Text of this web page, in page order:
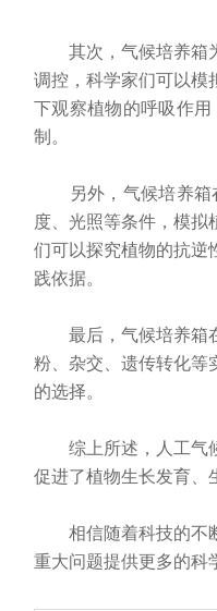
其次，气候培养箱为
调控，科学家们可以模
下观察植物的呼吸作
制。
另外，气候培养箱在
度、光照等条件，模拟
们可以探究植物的抗逆
践依据。
最后，气候培养箱在
粉、杂交、遗传转化等
的选择。
综上所述，人工气候
促进了植物生长发育、
相信随着科技的不断
重大问题提供更多的科